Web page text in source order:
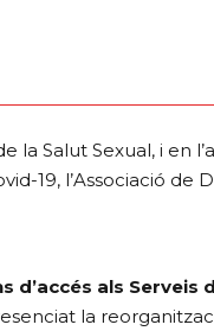
la Salut Sexual, i en
19, l’Associació de
d’accés als Serveis
la